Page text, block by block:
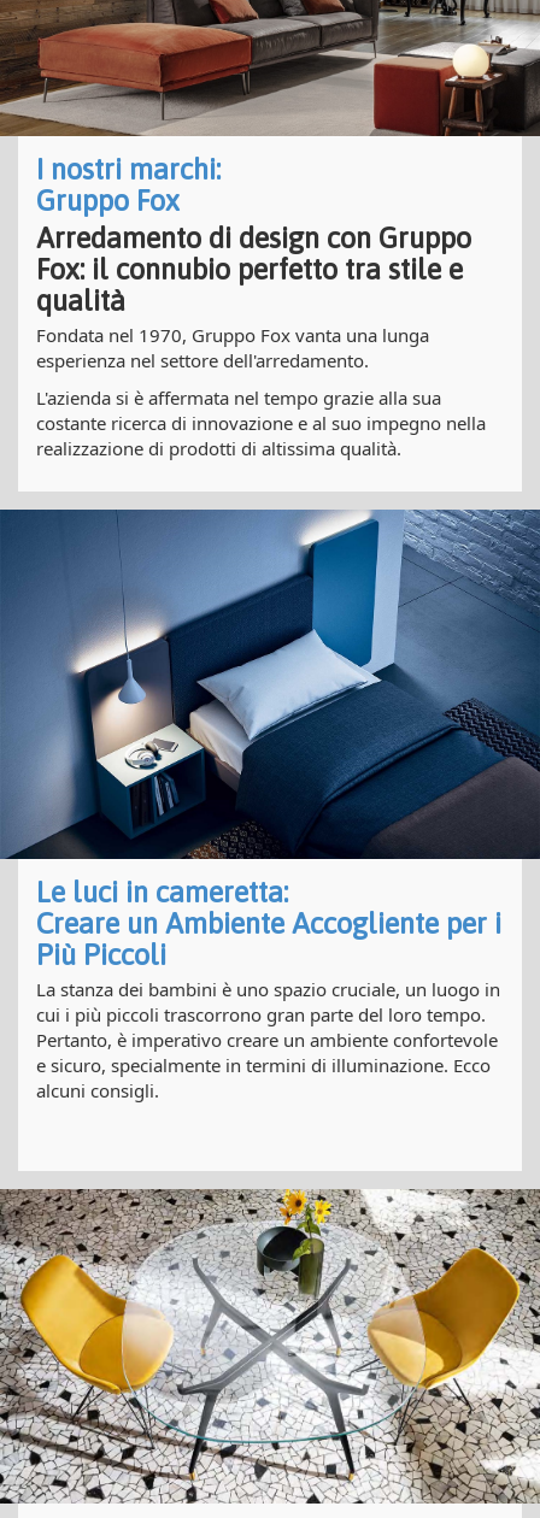
I nostri marchi:
Gruppo Fox
Arredamento di design con Gruppo
Fox: il connubio perfetto tra stile e
qualità
Fondata nel 1970, Gruppo Fox vanta una lunga
esperienza nel settore dell'arredamento.
L'azienda si è affermata nel tempo grazie alla sua
costante ricerca di innovazione e al suo impegno nella
realizzazione di prodotti di altissima qualità.
Le luci in cameretta:
Creare un Ambiente Accogliente per i
Più Piccoli
La stanza dei bambini è uno spazio cruciale, un luogo in
cui i più piccoli trascorrono gran parte del loro tempo.
Pertanto, è imperativo creare un ambiente confortevole
e sicuro, specialmente in termini di illuminazione. Ecco
alcuni consigli.